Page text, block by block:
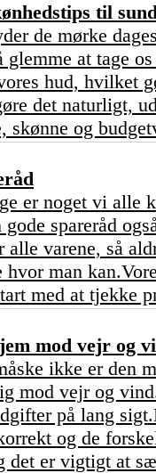
til
de mørke
at tage
hud, hvilket
det naturligt,
skønne og
er noget vi alle
gode spareråd
alle varene, så
man
med at tjekke
mod vejr og
ikke er den
mod vejr og
på lang
og de
det er vigtigt at